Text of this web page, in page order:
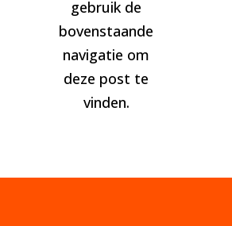
gebruik de
bovenstaande
navigatie om
deze post te
vinden.